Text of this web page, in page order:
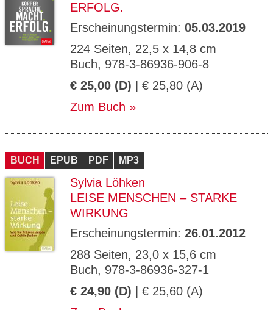
ERFOLG.
Erscheinungstermin: 05.03.2019
224 Seiten, 22,5 x 14,8 cm
Buch, 978-3-86936-906-8
€ 25,00 (D) | € 25,80 (A)
Zum Buch
BUCH EPUB PDF MP3
Sylvia Löhken
LEISE MENSCHEN – STARKE
WIRKUNG
Erscheinungstermin: 26.01.2012
288 Seiten, 23,0 x 15,6 cm
Buch, 978-3-86936-327-1
€ 24,90 (D) | € 25,60 (A)